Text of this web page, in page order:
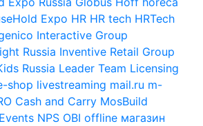
Expo HR HR tech HRTech
Interactive Group
Russia Inventive Retail Group
Russia Leader Team Licensing
shop livestreaming mail.ru m-
Cash and Carry MosBuild
NPS OBI offline магазин